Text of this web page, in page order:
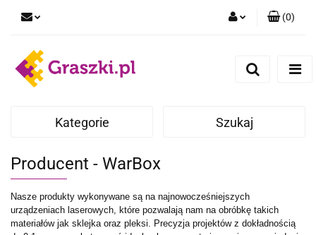
Zgody cookies
(0)
Kategorie Szukaj
Producent - WarBox
Nasze produkty wykonywane są na najnowocześniejszych
urządzeniach laserowych, które pozwalają nam na obróbkę takich
materiałów jak sklejka oraz pleksi. Precyzja projektów z dokładnością